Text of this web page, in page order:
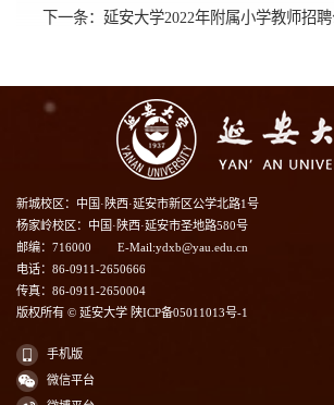
下一条： 延安大学2022年附属小学教师招
新城校区：中国·陕西·延安市新区公学北路1号
杨家岭校区：中国·陕西·延安市圣地路580号
邮编：716000
E-Mail:ydxb@yau.edu.cn
电话：86-0911-2650666
传真：86-0911-2650004
版权所有 © 延安大学 陕ICP备05011013号-1
手机版
微信平台